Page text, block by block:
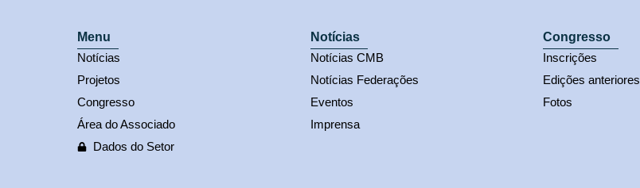
Menu
Notícias
Projetos
Congresso
Área do Associado
Dados do Setor
Notícias
Notícias CMB
Notícias Federações
Eventos
Imprensa
Congresso
Inscrições
Edições anteriores
Fotos